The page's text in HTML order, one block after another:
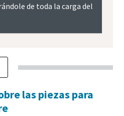
de toda la carga del
las piezas para